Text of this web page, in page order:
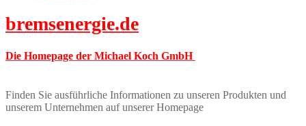
bremsenergie.de
Die Homepage der Michael Koch GmbH
Finden Sie ausführliche Informationen zu unseren Produkten und
unserem Unternehmen auf unserer Homepage